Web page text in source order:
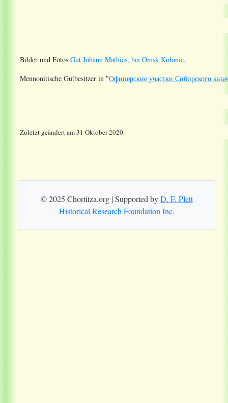
Bilder und Fotos Gut Johann Mathies, bei Omsk Kolonie.
Mennonitische Gutbesitzer in "Офицерские участки Сибирского
Zuletzt geändert am 31 Oktober 2020.
© 2025 Chortitza.org | Supported byD. F. Plett
Historical Research Foundation Inc.